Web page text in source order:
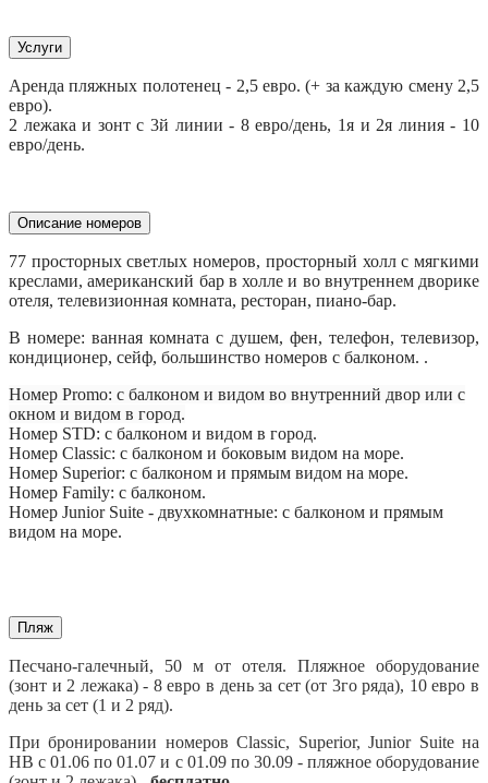
Услуги
Аренда пляжных полотенец - 2,5 евро. (+ за каждую смену 2,5
евро).
2 лежака и зонт с 3й линии - 8 евро/день, 1я и 2я линия - 10
евро/день.
Описание номеров
77 просторных светлых номеров, просторный холл с мягкими
креслами, американский бар в холле и во внутреннем дворике
отеля, телевизионная комната, ресторан, пиано-бар.
В номере: ванная комната с душем, фен, телефон, телевизор,
кондиционер, сейф, большинство номеров с балконом. .
Номер Promo: с балконом и видом во внутренний двор или с
окном и видом в город.
Номер STD: с балконом и видом в город.
Номер Classic: с балконом и боковым видом на море.
Номер Superior: с балконом и прямым видом на море.
Номер Family: с балконом.
Номер Junior Suite - двухкомнатные: с балконом и прямым
видом на море.
Пляж
Песчано-галечный, 50 м от отеля. Пляжное оборудование
(зонт и 2 лежака) - 8 евро в день за сет (от 3го ряда), 10 евро в
день за сет (1 и 2 ряд).
При бронировании номеров Classic, Superior, Junior Suite на
НВ с 01.06 по 01.07 и с 01.09 по 30.09 - пляжное оборудование